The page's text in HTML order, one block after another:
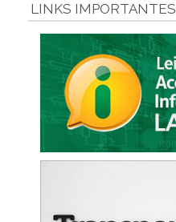
LINKS IMPORTANTES